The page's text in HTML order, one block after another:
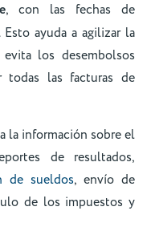
, con las fechas de
ayuda a agilizar la
los desembolsos
todas las facturas de
la información sobre el
de resultados,
de sueldos, envío de
de los impuestos y